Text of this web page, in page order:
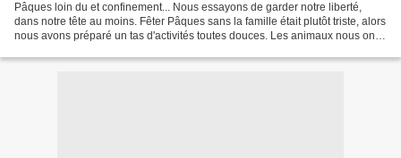
Pâques loin du et confinement... Nous essayons de garder notre liberté,
dans notre tête au moins. Fêter Pâques sans la famille était plutôt triste, alors
nous avons préparé un tas d'activités toutes douces. Les animaux nous ont